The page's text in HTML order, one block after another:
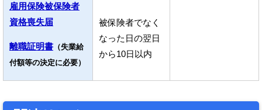
雇用保険被保険者
資格喪失届
離職証明書 （失業給
付額等の決定に必要）
被保険者でなく
なった日の翌日
から10日以内